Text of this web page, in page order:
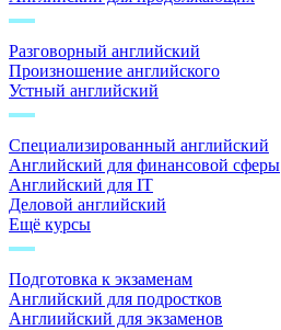
Разговорный английский
Произношение английского
Устный английский
Специализированный английский
Английский для финансовой сферы
Английский для IT
Деловой английский
Ещё курсы
Подготовка к экзаменам
Английский для подростков
Англиийский для экзаменов